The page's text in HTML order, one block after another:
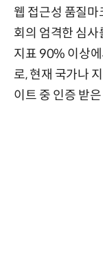
웹 접근성 품질
회의 엄격한 심
지표 90% 이상
로, 현재 국가나
이트 중 인증 받